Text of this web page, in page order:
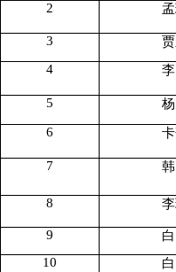
2
3
4
李
5
6
7 韩
8
9 白
10
白